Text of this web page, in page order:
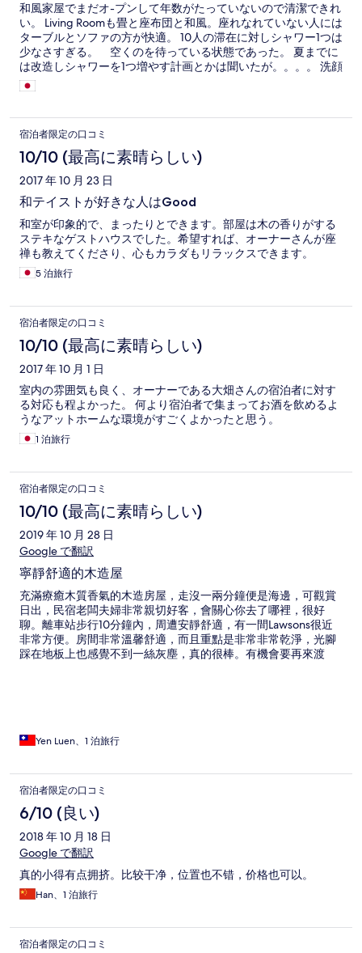
和風家屋でまだオ-プンして年数がたっていないので清潔できれ
い。 Living Roomも畳と座布団と和風。座れなれていない人には
ターブルとソファの方が快適。 10人の滞在に対しシャワー1つは
少なさすぎる。 空くのを待っている状態であった。 夏までに
は改造しシャワーを1つ増やす計画とかは聞いたが。。。。 洗顔
用のシンクも2個。 グループが占拠したら空くのを待つのみ。
用改善。 バンクベッドのマットレスが薄い。オーナーはフレン
宿泊者限定の口コミ
10/10 (最高に素晴らしい)
2017 年 10 月 23 日
和テイストが好きな人はGood
和室が印象的で、まったりとできます。部屋は木の香りがする
ステキなゲストハウスでした。希望すれば、オーナーさんが座
禅も教えてくださり、心もカラダもリラックスできます。
5 泊旅行
宿泊者限定の口コミ
10/10 (最高に素晴らしい)
2017 年 10 月 1 日
室内の雰囲気も良く、オーナーである大畑さんの宿泊者に対す
る対応も程よかった。 何より宿泊者で集まってお酒を飲めるよ
うなアットホームな環境がすごくよかったと思う。
1 泊旅行
宿泊者限定の口コミ
10/10 (最高に素晴らしい)
2019 年 10 月 28 日
Google で翻訳
寧靜舒適的木造屋
充滿療癒木質香氣的木造房屋，走沒一兩分鐘便是海邊，可觀賞
日出，民宿老闆夫婦非常親切好客，會關心你去了哪裡，很好
聊。離車站步行10分鐘內，周遭安靜舒適，有一間Lawsons很近
非常方便。房間非常溫馨舒適，而且重點是非常非常乾淨，光腳
踩在地板上也感覺不到一絲灰塵，真的很棒。有機會要再來渡
Yen Luen、1 泊旅行
宿泊者限定の口コミ
6/10 (良い)
2018 年 10 月 18 日
Google で翻訳
真的小得有点拥挤。比较干净，位置也不错，价格也可以。
Han、1 泊旅行
宿泊者限定の口コミ